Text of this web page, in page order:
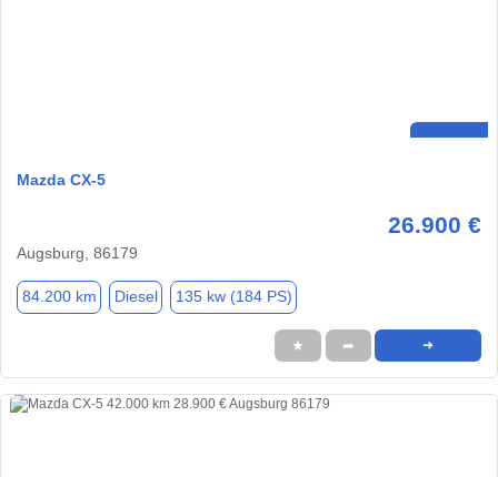
Mazda CX-5
26.900 €
Augsburg, 86179
84.200 km Diesel 135 kw (184 PS)
★ ➦ ➜